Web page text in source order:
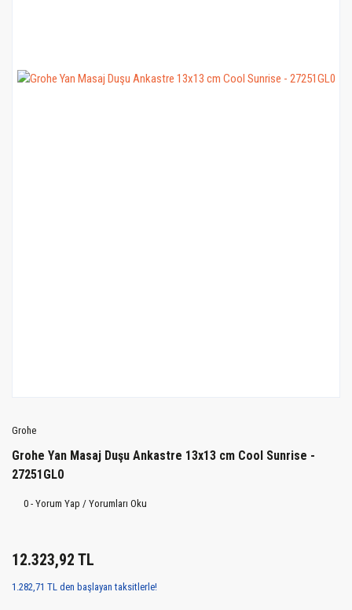
Grohe
Grohe Yan Masaj Duşu Ankastre 13x13 cm Cool Sunrise -
27251GL0
0 - Yorum Yap / Yorumları Oku
12.323,92 TL
1.282,71 TL den başlayan taksitlerle!